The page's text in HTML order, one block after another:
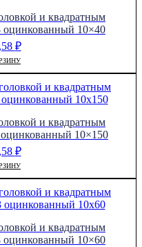
и квадратным
оцинкованный 10×40
₽
и квадратным
10×150
₽
и квадратным
оцинкованный 10×60